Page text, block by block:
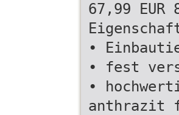
67,99 EUR
•
• fest
•
anthrazit